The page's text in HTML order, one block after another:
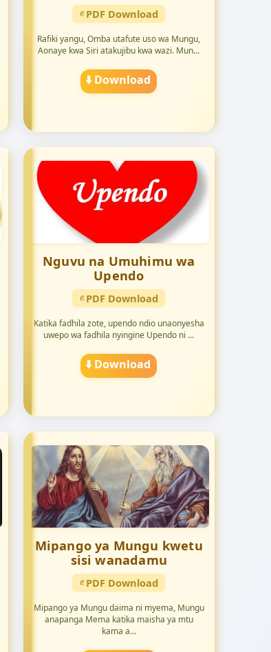
PDF Download
Rafiki yangu, Omba utafute uso wa Mungu,
Aonaye kwa Siri atakujibu kwa wazi. Mun...
⬇️ Download
Nguvu na Umuhimu wa
Upendo
PDF Download
Katika fadhila zote, upendo ndio unaonyesha
uwepo wa fadhila nyingine Upendo ni ...
⬇️ Download
Mipango ya Mungu kwetu
sisi wanadamu
PDF Download
Mipango ya Mungu daima ni myema, Mungu
anapanga Mema katika maisha ya mtu
kama a...